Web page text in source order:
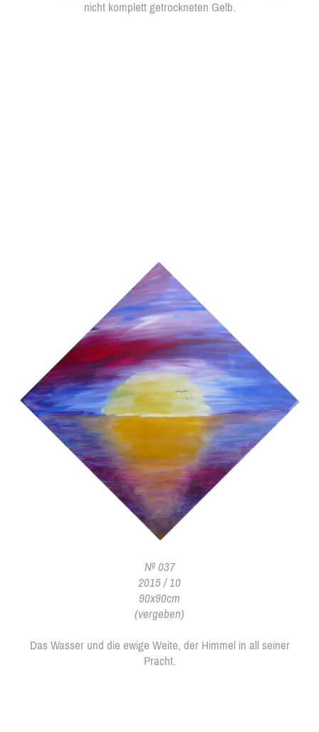
nicht komplett getrockneten Gelb.
№ 037
2015 / 10
90x90cm
(vergeben)
Das Wasser und die ewige Weite, der Himmel in all seiner
Pracht.